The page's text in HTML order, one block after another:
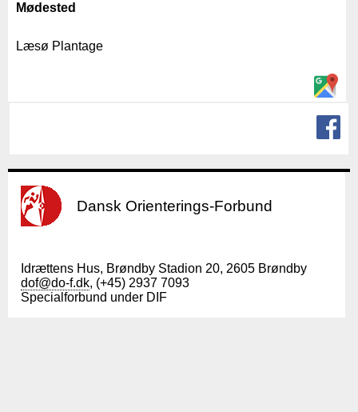
Mødested
Læsø Plantage
Dansk Orienterings-Forbund
Idrættens Hus, Brøndby Stadion 20, 2605 Brøndby
dof@do-f.dk, (+45) 2937 7093
Specialforbund under DIF